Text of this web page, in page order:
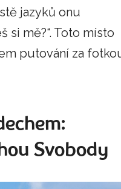
jazyků onu
si mě?“. Toto místo
putování za
Svobody